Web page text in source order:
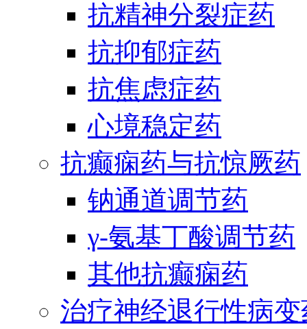
抗精神分裂症药
抗抑郁症药
抗焦虑症药
心境稳定药
抗癫痫药与抗惊厥药
钠通道调节药
γ-氨基丁酸调节药
其他抗癫痫药
治疗神经退行性病